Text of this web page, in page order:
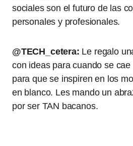
sociales son el futuro de las
personales y profesionales.
@TECH_cetera: Le regalo
con ideas para cuando se
para que se inspiren en los
en blanco. Les mando un
por ser TAN bacanos.